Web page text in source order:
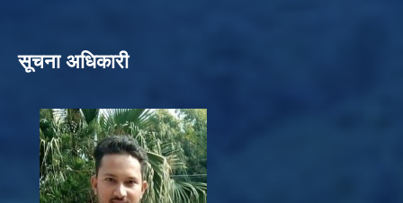
सूचना अधिकारी